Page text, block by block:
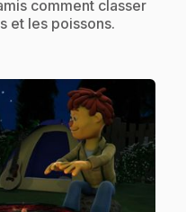
comment classer
et les poissons.